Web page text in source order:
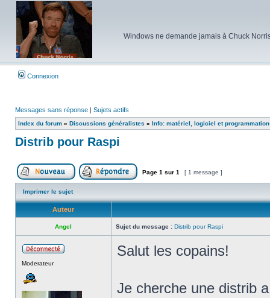
Windows ne demande jamais à Chuck
Connexion
Messages sans réponse | Sujets actifs
Index du forum » Discussions généralistes » Info: matériel, logiciel et programmation
Distrib pour Raspi
Poster un nouveau sujetRépondre au sujet
Page 1 sur 1 [ 1 message ]
Imprimer le sujet
Auteur
Angel Sujet du message : Distrib pour Raspi
Moderateur
Salut les copains!
Je cherche une distrib